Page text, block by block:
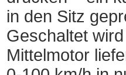
in den Sitz
Geschaltet
Mittelmotor